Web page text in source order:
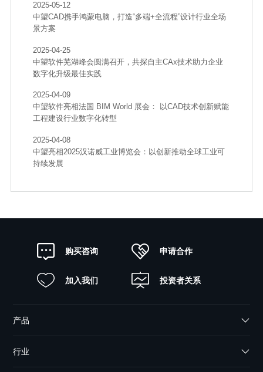
2025-05-12
中望CAD携手鸿蒙电脑，打造“多端+全流程”设计行业全场
景方案
2025-04-25
中望软件芜湖峰会圆满召开，共探自主CAx技术助力企业
数字化升级最佳实践
2025-04-09
中望软件亮相法国 BIM World 展会： 以CAD技术创新赋能
工程建设行业数字化转型
2025-04-08
中望亮相2025汉诺威工业博览会：以创新推动全球工业可
持续发展
购买咨询 申请合作
加入我们 投资者关系
产品
行业